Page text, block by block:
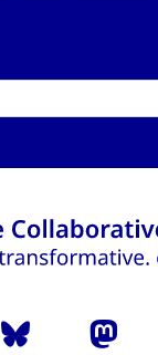
Bluesky Mastodon